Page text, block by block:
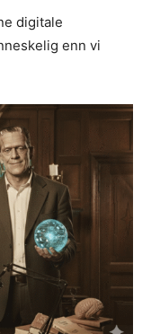
digitale
enn vi